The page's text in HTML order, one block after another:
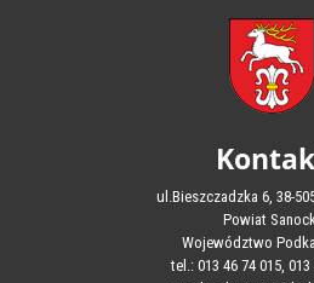
ul.Bieszczadzka 6, 38-
Powiat
Województwo
tel.: 013 46 74 015, 013